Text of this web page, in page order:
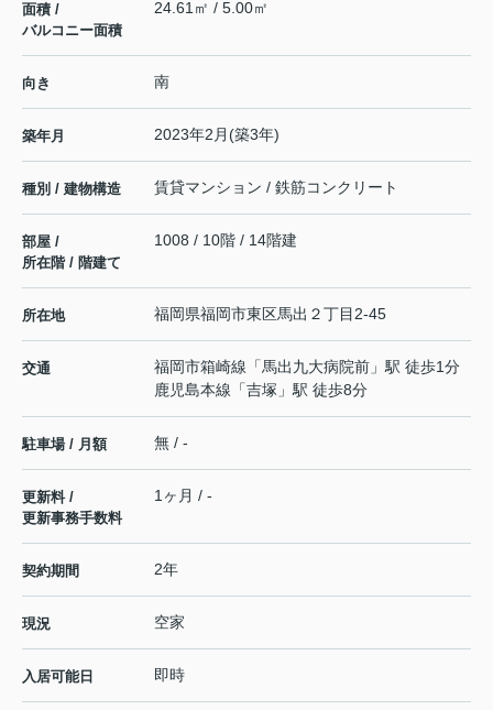
面積 /
バルコニー面積
24.61㎡ / 5.00㎡
向き 南
築年月 2023年2月(築3年)
種別 / 建物構造 賃貸マンション / 鉄筋コンクリート
部屋 /
所在階 / 階建て
1008 / 10階 / 14階建
所在地 福岡県福岡市東区馬出 ２丁目2-45
交通 福岡市箱崎線 「馬出九大病院前 」駅 徒歩1分
鹿児島本線 「吉塚 」駅 徒歩8分
駐車場 / 月額 無 / -
更新料 /
更新事務手数料
1ヶ月 / -
契約期間 2年
現況 空家
入居可能日 即時